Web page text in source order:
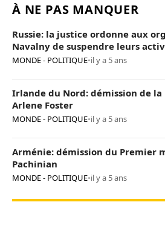
À NE PAS MANQUER
Russie: la justice ordonne aux
Navalny de suspendre leurs
MONDE - POLITIQUE•il y a 5 ans
Irlande du Nord: démission de
Arlene Foster
MONDE - POLITIQUE•il y a 5 ans
Arménie: démission du Premier
Pachinian
MONDE - POLITIQUE•il y a 5 ans